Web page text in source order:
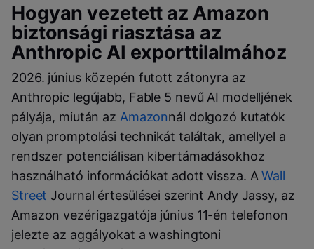
Hogyan vezetett az Amazon
biztonsági riasztása az
Anthropic AI exporttilalmához
2026. június közepén futott zátonyra az
Anthropic legújabb, Fable 5 nevű AI modelljének
pályája, miután az Amazonnál dolgozó kutatók
olyan promptolási technikát találtak, amellyel a
rendszer potenciálisan kibertámadásokhoz
használható információkat adott vissza. AWall
Street Journal értesülései szerint Andy Jassy, az
Amazon vezérigazgatója június 11-én telefonon
jelezte az aggályokat a washingtoni